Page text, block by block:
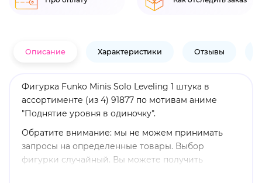
Описание Характеристики Отзывы
Фигурка Funko Minis Solo Leveling 1 штука в
ассортименте (из 4) 91877 по мотивам аниме
"Поднятие уровня в одиночку".
Обратите внимание: мы не можем принимать
запросы на определенные товары. Выбор
фигурки случайный. Вы можете получить